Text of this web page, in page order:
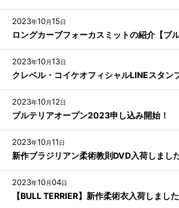
2023年10月15日
ロングカーブフォーカスミットの紹介【ブ
2023年10月13日
クレベル・コイケオフィシャルLINEスタン
2023年10月12日
ブルテリアオープン2023申し込み開始！
2023年10月11日
新作ブラジリアン柔術教則DVD入荷しまし
2023年10月04日
【BULL TERRIER】新作柔術衣入荷しました